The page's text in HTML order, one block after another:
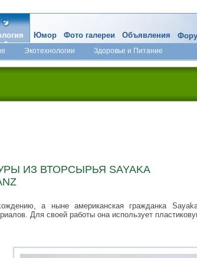
Экотехнологии Здоровье и Питание
Юмор Фото галереи Объявления
ИЗ ВТОРСЫРЬЯ SAYAKA
а ныне американская гражданка
Для своей работы она использует